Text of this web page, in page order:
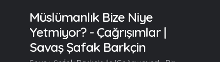
Müslümanlık Bize Niye
Yetmiyor? - Çağrışımlar |
Savaş Şafak Barkçin